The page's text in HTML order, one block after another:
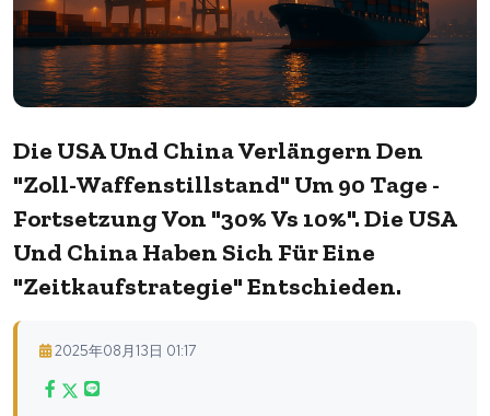
Die USA Und China Verlängern Den
"Zoll-Waffenstillstand" Um 90 Tage -
Fortsetzung Von "30% Vs 10%". Die USA
Und China Haben Sich Für Eine
"Zeitkaufstrategie" Entschieden.
2025年08月13日 01:17